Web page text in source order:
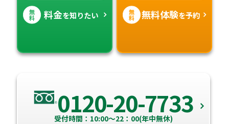
無
料 料金を知りたい 無
料 無料体験を予約
0120-20-7733
受付時間：10:00～22：00(年中無休)